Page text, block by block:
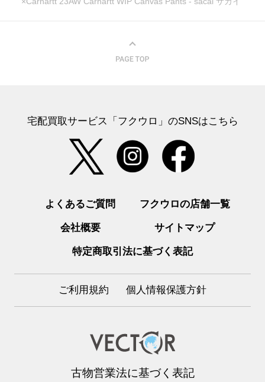
宅配買取サービス「フクウロ」のSNSはこちら
よくあるご質問 フクウロの店舗一覧
会社概要 サイトマップ
特定商取引法に基づく表記
ご利用規約 個人情報保護方針
古物営業法に基づく表記